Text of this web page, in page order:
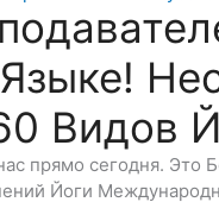
Видов
прямо сегодня.
Йоги